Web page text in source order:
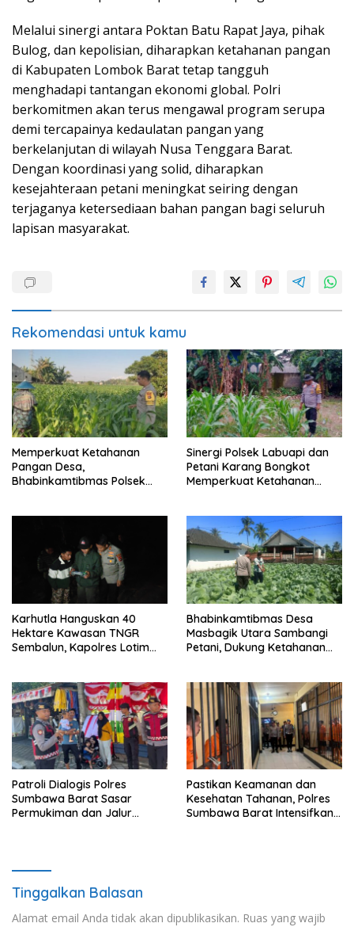
Melalui sinergi antara Poktan Batu Rapat Jaya, pihak
Bulog, dan kepolisian, diharapkan ketahanan pangan
di Kabupaten Lombok Barat tetap tangguh
menghadapi tantangan ekonomi global. Polri
berkomitmen akan terus mengawal program serupa
demi tercapainya kedaulatan pangan yang
berkelanjutan di wilayah Nusa Tenggara Barat.
Dengan koordinasi yang solid, diharapkan
kesejahteraan petani meningkat seiring dengan
terjaganya ketersediaan bahan pangan bagi seluruh
lapisan masyarakat.
Rekomendasi untuk kamu
Memperkuat Ketahanan
Pangan Desa,
Bhabinkamtibmas Polsek
Sinergi Polsek Labuapi dan
Petani Karang Bongkot
Memperkuat Ketahanan
Karhutla Hanguskan 40
Hektare Kawasan TNGR
Sembalun, Kapolres Lotim
Bhabinkamtibmas Desa
Masbagik Utara Sambangi
Petani, Dukung Ketahanan
Patroli Dialogis Polres
Sumbawa Barat Sasar
Permukiman dan Jalur
Pastikan Keamanan dan
Kesehatan Tahanan, Polres
Sumbawa Barat Intensifkan
Tinggalkan Balasan
Alamat email Anda tidak akan dipublikasikan. Ruas yang wajib